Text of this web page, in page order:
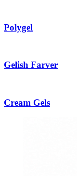
Polygel
Gelish Farver
Cream Gels